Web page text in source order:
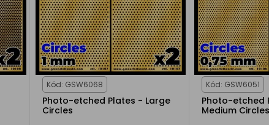
Kód: GSW6068
Photo-etched Plates - Large
Circles
Kód: GSW6051
Photo-etched
Medium Circles